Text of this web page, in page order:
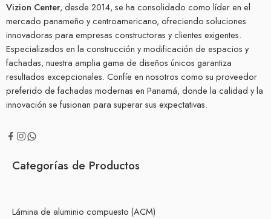
Vizion Center, desde 2014, se ha consolidado como líder en el
mercado panameño y centroamericano, ofreciendo soluciones
innovadoras para empresas constructoras y clientes exigentes.
Especializados en la construcción y modificación de espacios y
fachadas, nuestra amplia gama de diseños únicos garantiza
resultados excepcionales. Confíe en nosotros como su proveedor
preferido de fachadas modernas en Panamá, donde la calidad y la
innovación se fusionan para superar sus expectativas.
Categorías de Productos
Lámina de aluminio compuesto (ACM)